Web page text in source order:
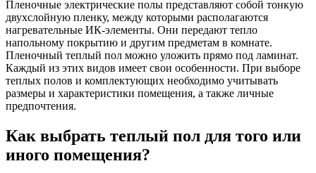
Пленочные электрические полы представляют собой тонкую
двухслойную пленку, между которыми располагаются
нагревательные ИК-элементы. Они передают тепло
напольному покрытию и другим предметам в комнате.
Пленочный теплый пол можно уложить прямо под ламинат.
Каждый из этих видов имеет свои особенности. При выборе
теплых полов и комплектующих необходимо учитывать
размеры и характеристики помещения, а также личные
предпочтения.
Как выбрать теплый пол для того или
иного помещения?